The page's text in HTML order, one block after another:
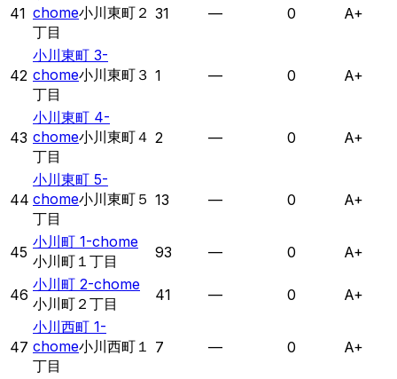
41 chome小川東町２
丁目
31 — 0 A+
42
小川東町 3-
chome小川東町３
丁目
1 — 0 A+
43
小川東町 4-
chome小川東町４
丁目
2 — 0 A+
44
小川東町 5-
chome小川東町５
丁目
13 — 0 A+
45
小川町 1-chome
小川町１丁目
93 — 0 A+
46
小川町 2-chome
小川町２丁目
41 — 0 A+
47
小川西町 1-
chome小川西町１
丁目
7 — 0 A+